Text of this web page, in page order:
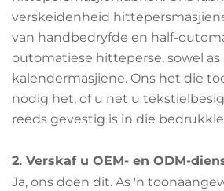
verskeidenheid
van handbedryfde en half-
outomatiese hitteperse, sowel
kalendermasjiene. Ons het die
nodig het, of u net u
reeds gevestig is in die
2. Verskaf u OEM- en ODM-
Ja, ons doen dit. As 'n